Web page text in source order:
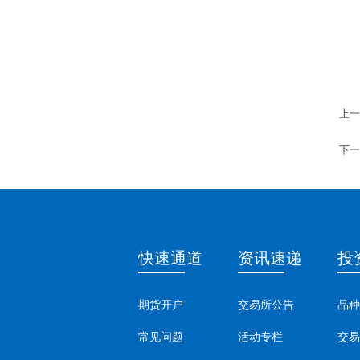
上
下
快速通道
期货开户
常见问题
资讯速递
交易所公告
活动专栏
投
品
交